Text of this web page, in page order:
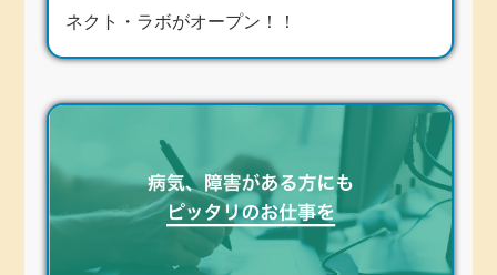
ネクト・ラボがオープン！！